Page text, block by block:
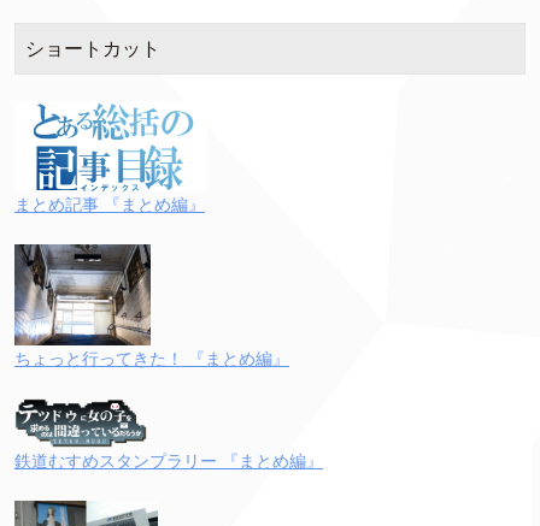
ショートカット
まとめ記事 『まとめ編』
ちょっと行ってきた！ 『まとめ編』
鉄道むすめスタンプラリー 『まとめ編』